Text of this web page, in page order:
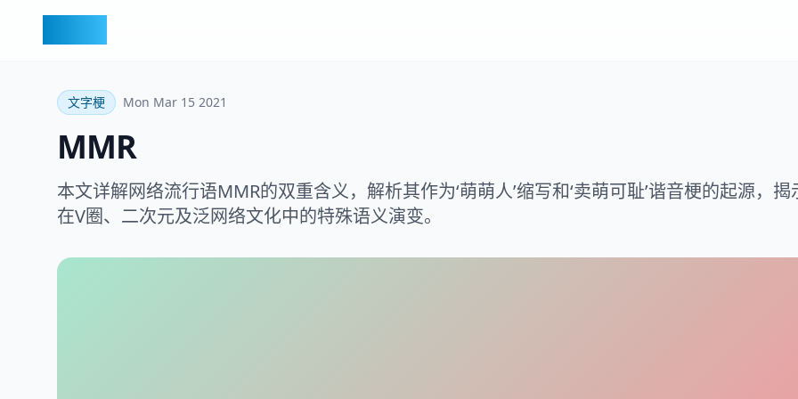
文字梗 Mon Mar 15 2021
MMR
本文详解网络流行语MMR的双重含义，解析其作为‘萌萌人’缩写和‘卖萌可耻’谐音梗的起源，揭
在V圈、二次元及泛网络文化中的特殊语义演变。